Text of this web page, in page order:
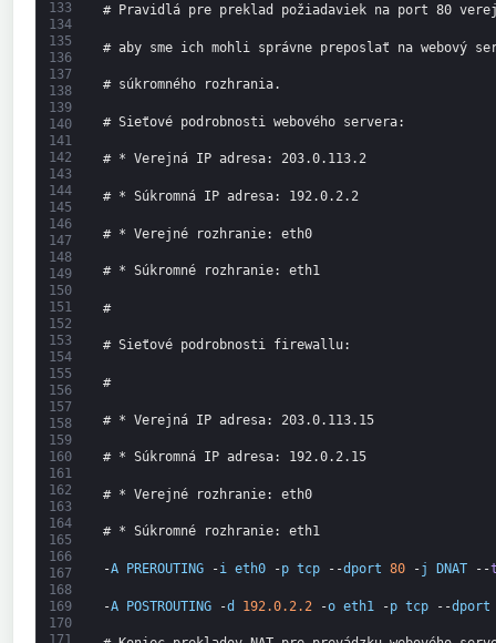
133
134
135
136
137
138
139
140
141
142
143
144
145
146
147
148
149
150
151
152
153
154
155
156
157
158
159
160
161
162
163
164
165
166
167
168
169
170
171
# Pravidlá pre preklad požiadaviek na port 80
# aby sme ich mohli správne preposlať na webový
# súkromného rozhrania.
# Sieťové podrobnosti webového servera:
# * Verejná IP adresa: 203.0.113.2
# * Súkromná IP adresa: 192.0.2.2
# * Verejné rozhranie: eth0
# * Súkromné rozhranie: eth1
#
# Sieťové podrobnosti firewallu:
#
# * Verejná IP adresa: 203.0.113.15
# * Súkromná IP adresa: 192.0.2.15
# * Verejné rozhranie: eth0
# * Súkromné rozhranie: eth1
-A PREROUTING -i eth0 -p tcp --dport 80 -j DNAT --
-A POSTROUTING -d 192.0.2.2 -o eth1 -p tcp --dport